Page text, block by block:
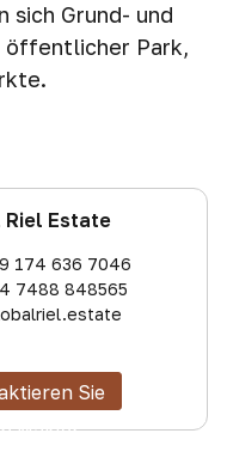
sich Grund- und
öffentlicher Park,
Riel Estate
174 636 7046
7488 848565
Sie
Makler